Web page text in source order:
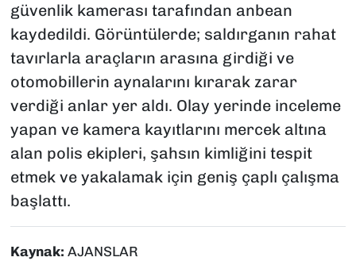
güvenlik kamerası tarafından anbean
kaydedildi. Görüntülerde; saldırganın rahat
tavırlarla araçların arasına girdiği ve
otomobillerin aynalarını kırarak zarar
verdiği anlar yer aldı. Olay yerinde inceleme
yapan ve kamera kayıtlarını mercek altına
alan polis ekipleri, şahsın kimliğini tespit
etmek ve yakalamak için geniş çaplı çalışma
başlattı.
Kaynak: AJANSLAR